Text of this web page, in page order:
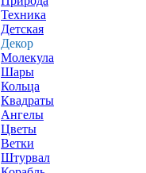
Техника
Детская
Декор
Молекула
Шары
Кольца
Квадраты
Ангелы
Цветы
Ветки
Штурвал